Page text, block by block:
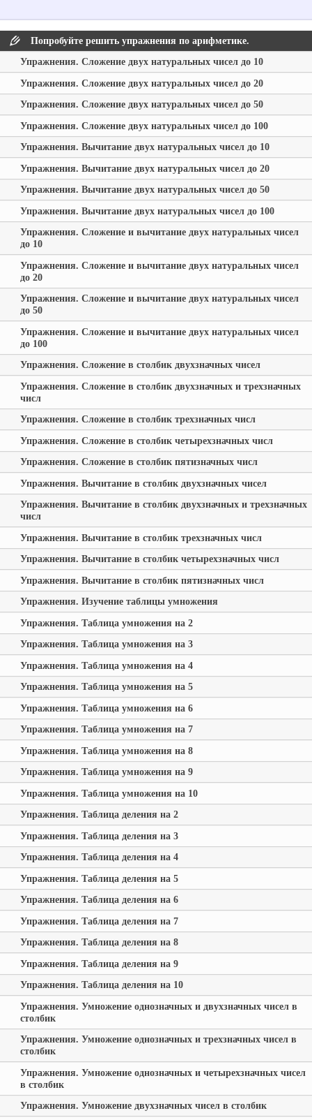
Попробуйте решить упражнения по арифметике.
Упражнения. Сложение двух натуральных чисел до 10
Упражнения. Сложение двух натуральных чисел до 20
Упражнения. Сложение двух натуральных чисел до 50
Упражнения. Сложение двух натуральных чисел до 100
Упражнения. Вычитание двух натуральных чисел до 10
Упражнения. Вычитание двух натуральных чисел до 20
Упражнения. Вычитание двух натуральных чисел до 50
Упражнения. Вычитание двух натуральных чисел до 100
Упражнения. Сложение и вычитание двух натуральных чисел
до 10
Упражнения. Сложение и вычитание двух натуральных чисел
до 20
Упражнения. Сложение и вычитание двух натуральных чисел
до 50
Упражнения. Сложение и вычитание двух натуральных чисел
до 100
Упражнения. Сложение в столбик двухзначных чисел
Упражнения. Сложение в столбик двухзначных и трехзначных
числ
Упражнения. Сложение в столбик трехзначных числ
Упражнения. Сложение в столбик четырехзначных числ
Упражнения. Сложение в столбик пятизначных числ
Упражнения. Вычитание в столбик двухзначных чисел
Упражнения. Вычитание в столбик двухзначных и трехзначных
числ
Упражнения. Вычитание в столбик трехзначных числ
Упражнения. Вычитание в столбик четырехзначных числ
Упражнения. Вычитание в столбик пятизначных числ
Упражнения. Изучение таблицы умножения
Упражнения. Таблица умножения на 2
Упражнения. Таблица умножения на 3
Упражнения. Таблица умножения на 4
Упражнения. Таблица умножения на 5
Упражнения. Таблица умножения на 6
Упражнения. Таблица умножения на 7
Упражнения. Таблица умножения на 8
Упражнения. Таблица умножения на 9
Упражнения. Таблица умножения на 10
Упражнения. Таблица деления на 2
Упражнения. Таблица деления на 3
Упражнения. Таблица деления на 4
Упражнения. Таблица деления на 5
Упражнения. Таблица деления на 6
Упражнения. Таблица деления на 7
Упражнения. Таблица деления на 8
Упражнения. Таблица деления на 9
Упражнения. Таблица деления на 10
Упражнения. Умножение однозначных и двухзначных чисел в
столбик
Упражнения. Умножение однозначных и трехзначных чисел в
столбик
Упражнения. Умножение однозначных и четырехзначных чисел
в столбик
Упражнения. Умножение двухзначных чисел в столбик